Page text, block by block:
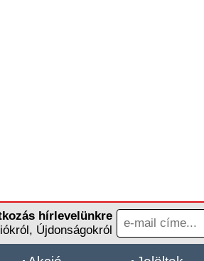
hírlevelünkre
Újdonságokról